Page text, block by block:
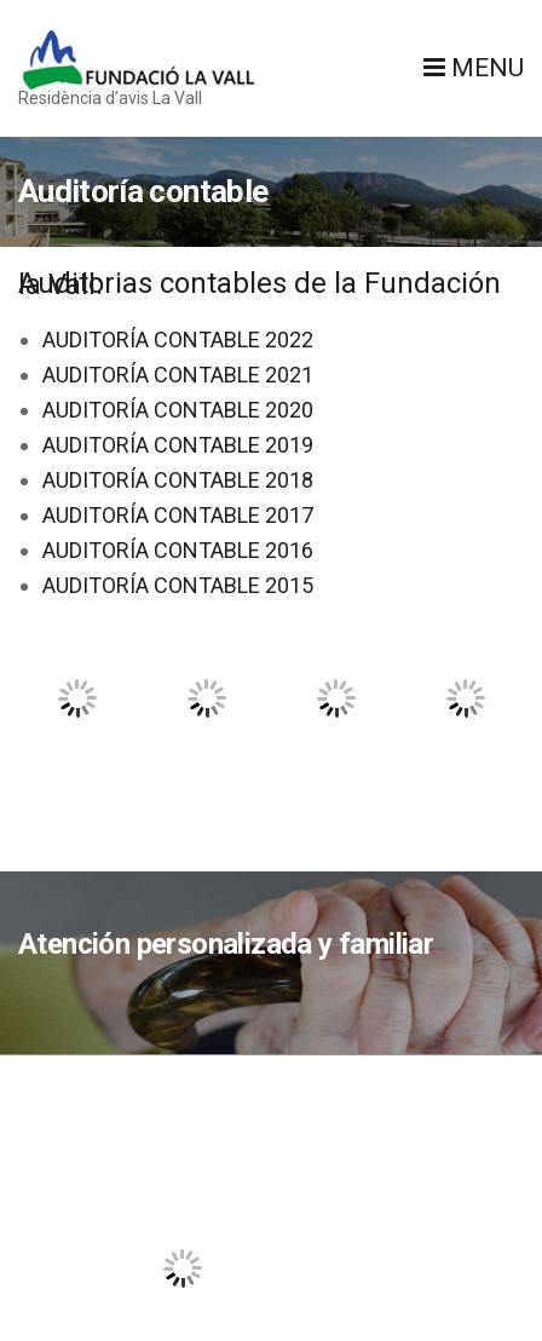
Residència d’avis La Vall
MENU
Auditoría contable
Auditorias contables de la Fundación la Vall:
AUDITORÍA CONTABLE 2022
AUDITORÍA CONTABLE 2021
AUDITORÍA CONTABLE 2020
AUDITORÍA CONTABLE 2019
AUDITORÍA CONTABLE 2018
AUDITORÍA CONTABLE 2017
AUDITORÍA CONTABLE 2016
AUDITORÍA CONTABLE 2015
Atención personalizada y familiar